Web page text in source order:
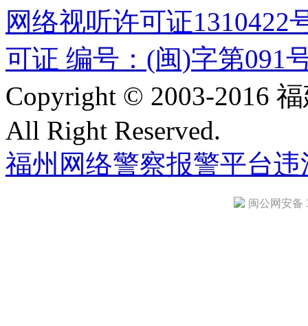
网络视听许可证1310422
可证 编号：(闽)字第091
Copyright © 2003-2016
All Right Reserved.
福州网络警察报警平台违
闽公网安备